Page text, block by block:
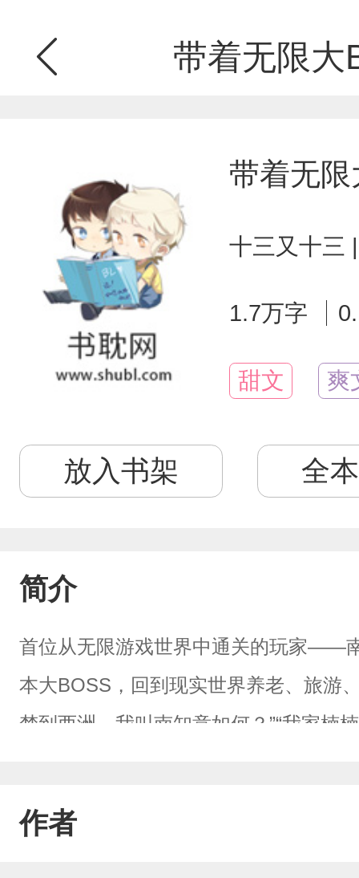
带着无限大
带着无
十三又十三
1.7万字
甜文 爽
放入书架 全
简介
首位从无限游戏世界中通关的玩家——
本大BOSS，回到现实世界养老、旅游
梦到西洲，我叫南知意如何？”“我家楠
要脸男人，恨不得冲上去咬两口。女婿
作者